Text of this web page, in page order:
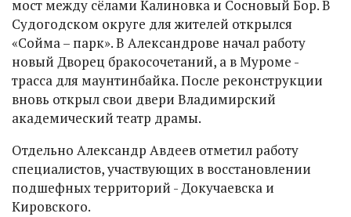
мост между сёлами Калиновка и Сосновый Бор. В
Судогодском округе для жителей открылся
«Сойма – парк». В Александрове начал работу
новый Дворец бракосочетаний, а в Муроме -
трасса для маунтинбайка. После реконструкции
вновь открыл свои двери Владимирский
академический театр драмы.
Отдельно Александр Авдеев отметил работу
специалистов, участвующих в восстановлении
подшефных территорий - Докучаевска и
Кировского.